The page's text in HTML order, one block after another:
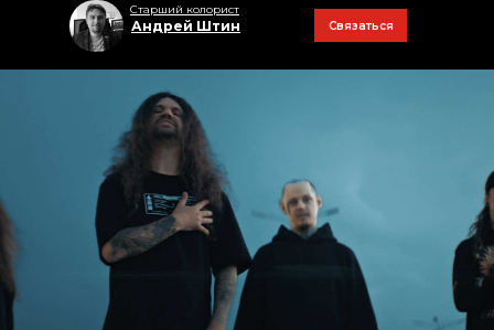
Андрей Штин Связаться
Старший колорист